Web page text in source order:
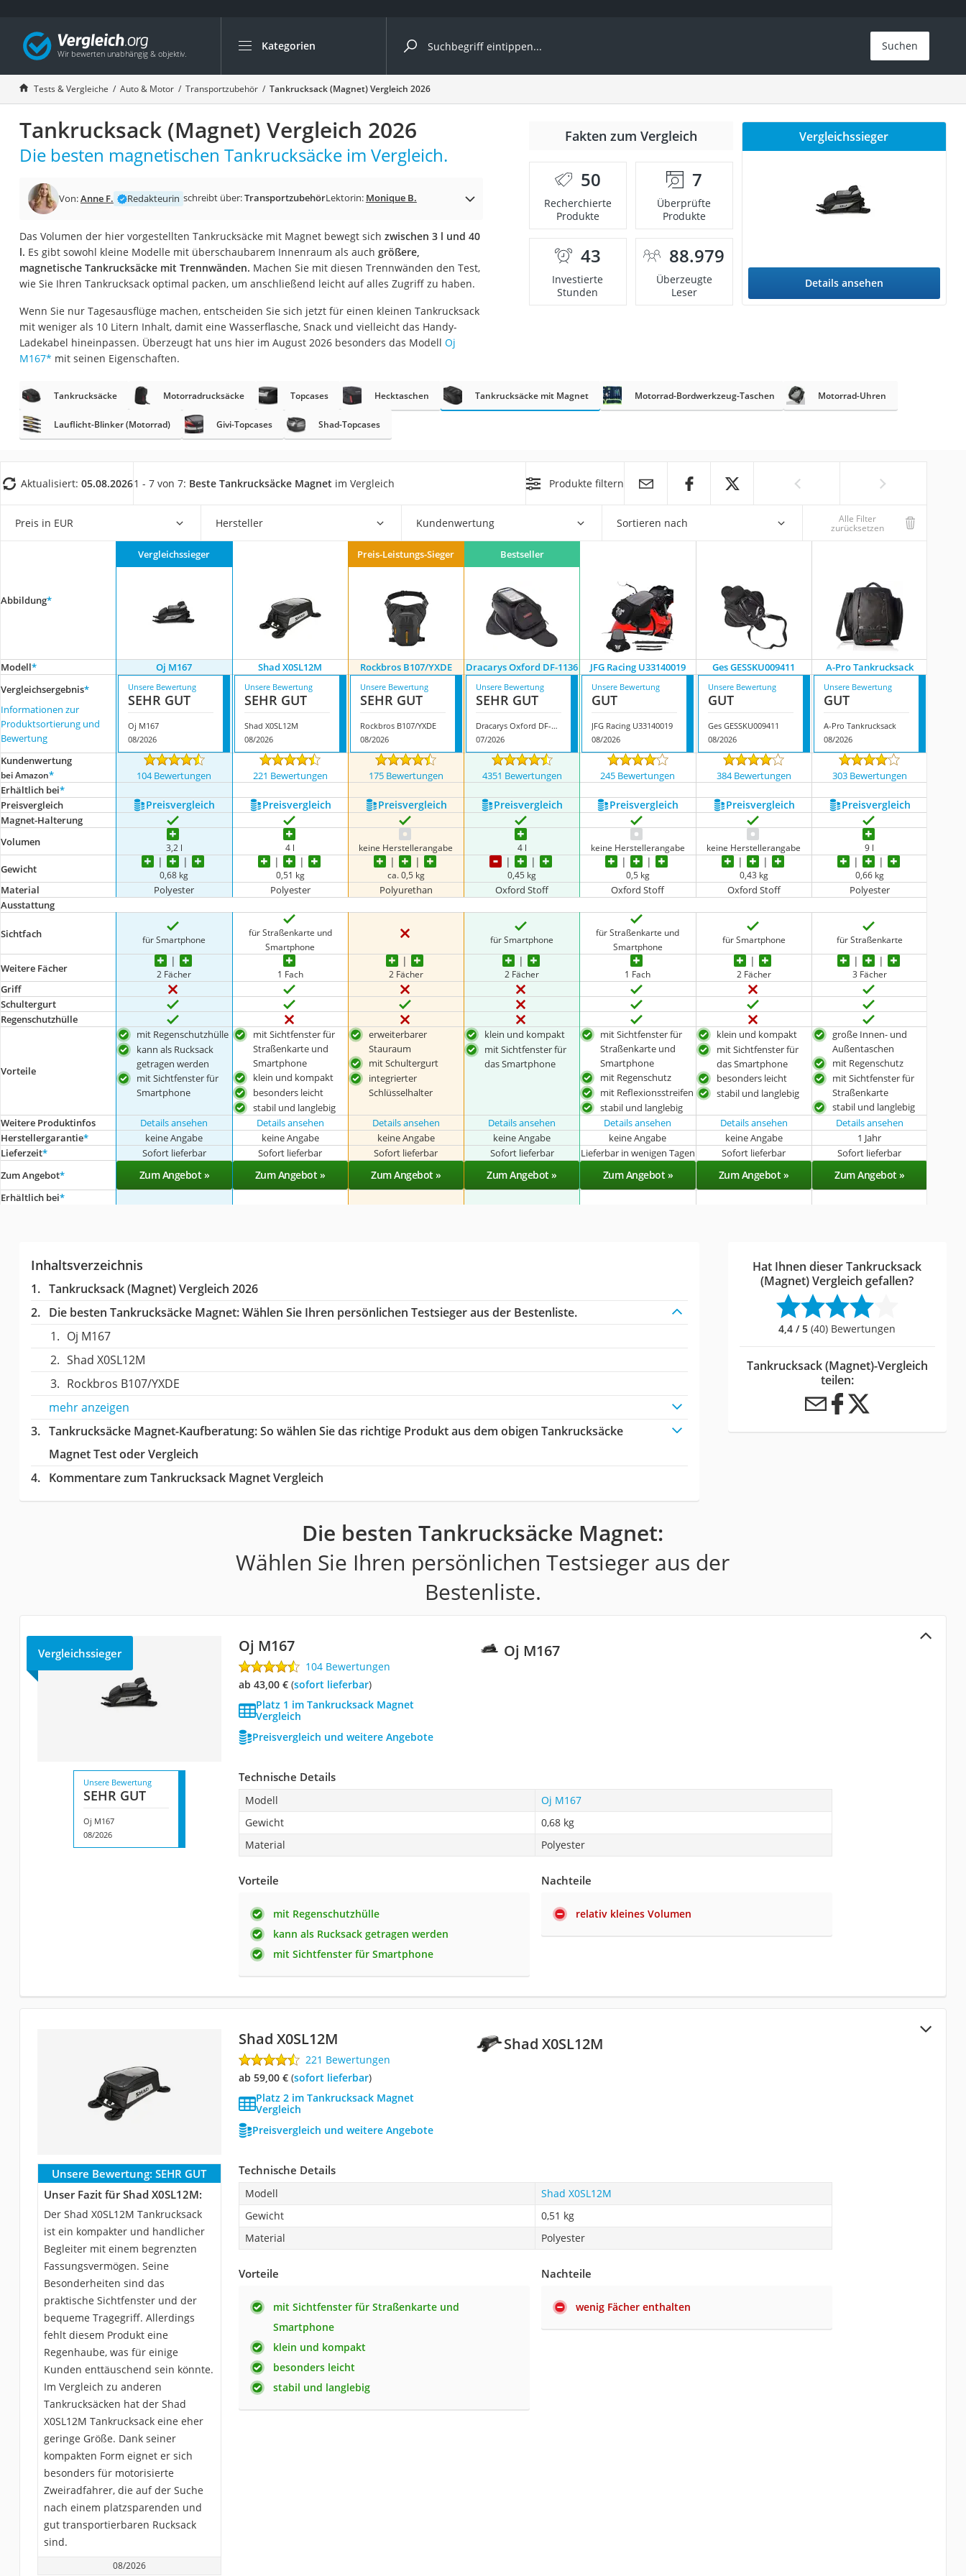
Kategorien
Die beliebtesten Vergleiche nach Kategorie
Auto & Motor
Fahrradträger-Anhängerkupplung (4 Fahrräder)
Fahrradträger
Fahrradträger (Anhängerkupplung)
Benzinkanister (20 l)
Fahrradträger E-Bike
Benzinkanister
Marderschreck
Wagenheber 3t
AGM-Batterie Wohnmobil
Sommerreifen 205/55 R16
Autobatterie-Ladegerät
Diesel-Additiv
Wagenheber
Suchen
Tests & Vergleiche Auto & Motor Transportzubehör Tankrucksack (Magnet) Vergleich 2026
Tankrucksack (Magnet) Vergleich 2026
Die besten magnetischen Tankrucksäcke im Vergleich.
Von:Anne F. Redakteurin schreibt über:TransportzubehörLektorin: Monique B.
Das Volumen der hier vorgestellten Tankrucksäcke mit Magnet bewegt sich zwischen 3 l und 40
l. Es gibt sowohl kleine Modelle mit überschaubarem Innenraum als auch größere,
magnetische Tankrucksäcke mit Trennwänden. Machen Sie mit diesen Trennwänden den Test,
wie Sie Ihren Tankrucksack optimal packen, um anschließend leicht auf alles Zugriff zu haben.
Wenn Sie nur Tagesausflüge machen, entscheiden Sie sich jetzt für einen kleinen Tankrucksack
mit weniger als 10 Litern Inhalt, damit eine Wasserflasche, Snack und vielleicht das Handy-
Ladekabel hineinpassen. Überzeugt hat uns hier im August 2026 besonders das Modell Oj
M167* mit seinen Eigenschaften.
Fakten zum Vergleich
50
Recherchierte
Produkte
7
Überprüfte
Produkte
43
Investierte
Stunden
88.979
Überzeugte
Leser
Vergleichssieger
Details ansehen
Tankrucksäcke Motorradrucksäcke Topcases Hecktaschen Tankrucksäcke mit Magnet Motorrad-Bordwerkzeug-Taschen Motorrad-Uhren
Lauflicht-Blinker (Motorrad) Givi-Topcases Shad-Topcases
Aktualisiert: 05.08.20261 - 7 von 7: Beste Tankrucksäcke Magnet im Vergleich Produkte filtern
Preis in EUR Hersteller Kundenwertung Sortieren nach Alle Filter
zurücksetzen
Abbildung*
Vergleichssieger Preis-Leistungs-Sieger Bestseller
Modell* Oj M167 Shad X0SL12M Rockbros B107/YXDE Dracarys Oxford DF-1136 JFG Racing U33140019 Ges GESSKU009411
A-Pro Tankrucksack
Vergleichsergebnis*
Informationen zur
Produktsortierung und
Bewertung
Unsere Bewertung
SEHR GUT
Oj M167
08/2026
Unsere Bewertung
SEHR GUT
Shad X0SL12M
08/2026
Unsere Bewertung
SEHR GUT
Rockbros B107/YXDE
08/2026
Unsere Bewertung
SEHR GUT
Dracarys Oxford DF-1136
07/2026
Unsere Bewertung
GUT
JFG Racing U33140019
08/2026
Unsere Bewertung
GUT
Ges GESSKU009411
08/2026
Unsere Bewertung
GUT
A-Pro Tankrucksack
08/2026
Kundenwertung
bei Amazon* 104 Bewertungen 221 Bewertungen 175 Bewertungen 4351 Bewertungen 245 Bewertungen 384 Bewertungen
303 Bewertungen
Erhältlich bei*
Preis­vergleich
Preis­vergleich Preis­vergleich Preis­vergleich Preis­vergleich Preis­vergleich Preis­vergleich Preis­vergleich
Magnet-Halterung
Volumen
3,2 l 4 l keine Herstellerangabe 4 l keine Herstellerangabe keine Herstellerangabe 9 l
Gewicht 0,68 kg 0,51 kg ca. 0,5 kg 0,45 kg 0,5 kg 0,43 kg 0,66 kg
Material Polyester Polyester Polyurethan Oxford Stoff Oxford Stoff Oxford Stoff
Polyester
Ausstattung
Sichtfach für Smartphone
für Straßenkarte und
Smartphone
für Smartphone
für Straßenkarte und
Smartphone
für Smartphone für Straßenkarte
Weitere Fächer 2 Fächer 1 Fach 2 Fächer 2 Fächer 1 Fach 2 Fächer 3 Fächer
Griff
Schultergurt
Regenschutzhülle
Vorteile
mit Regenschutzhülle
kann als Rucksack
getragen werden
mit Sichtfenster für
Smartphone
mit Sichtfenster für
Straßenkarte und
Smartphone
klein und kompakt
besonders leicht
stabil und langlebig
erweiterbarer
Stauraum
mit Schultergurt
integrierter
Schlüsselhalter
klein und kompakt
mit Sichtfenster für
das Smartphone
mit Sichtfenster für
Straßenkarte und
Smartphone
mit Regenschutz
mit Reflexionsstreifen
stabil und langlebig
klein und kompakt
mit Sichtfenster für
das Smartphone
besonders leicht
stabil und langlebig
große Innen- und
Außentaschen
mit Regenschutz
mit Sichtfenster für
Straßenkarte
stabil und langlebig
Weitere Produktinfos
Details ansehen Details ansehen Details ansehen Details ansehen Details ansehen Details ansehen
Details ansehen
Herstellergarantie* keine Angabe keine Angabe keine Angabe keine Angabe keine Angabe keine Angabe
1 Jahr
Lieferzeit* Sofort lieferbar Sofort lieferbar Sofort lieferbar Sofort lieferbar Lieferbar in wenigen Tagen Sofort lieferbar
Sofort lieferbar
Zum Angebot* Zum Angebot » Zum Angebot » Zum Angebot » Zum Angebot » Zum Angebot » Zum Angebot » Zum Angebot »
Erhältlich bei*
Inhaltsverzeichnis
Tankrucksack (Magnet) Vergleich 2026
Die besten Tankrucksäcke Magnet:Wählen Sie Ihren persönlichen Testsieger aus der Bestenliste.
Oj M167
Shad X0SL12M
Rockbros B107/YXDE
mehr anzeigen
Tankrucksäcke Magnet-Kaufberatung: So wählen Sie das richtige Produkt aus dem obigen Tankrucksäcke
Magnet Test oder Vergleich
Kommentare zum Tankrucksack Magnet Vergleich
Hat Ihnen dieser Tankrucksack
(Magnet) Vergleich gefallen?
4,4 / 5 (40) Bewertungen
Tankrucksack (Magnet)-Vergleich
teilen:
Die besten Tankrucksäcke Magnet:
Wählen Sie Ihren persönlichen Testsieger aus der
Bestenliste.
Oj M167
Vergleichssieger Oj M167
104 Bewertungen
ab 43,00 €( Sofort lieferbar)
Platz 1 im Tankrucksack Magnet
Vergleich
Preisvergleich und weitere Angebote
Unsere Bewertung
SEHR GUT
Oj M167
08/2026
Technische Details
Modell
Oj M167
Gewicht
0,68 kg
Material
Polyester
Vorteile
mit Regenschutzhülle
kann als Rucksack getragen werden
mit Sichtfenster für Smartphone
Nachteile
relativ kleines Volumen
Shad X0SL12M
Shad X0SL12M
221 Bewertungen
ab 59,00 €( Sofort lieferbar)
Platz 2 im Tankrucksack Magnet
Vergleich
Preisvergleich und weitere Angebote
Unsere Bewertung: SEHR GUT
Unser Fazit für Shad X0SL12M:
Der Shad X0SL12M Tankrucksack
ist ein kompakter und handlicher
Begleiter mit einem begrenzten
Fassungsvermögen. Seine
Besonderheiten sind das
praktische Sichtfenster und der
bequeme Tragegriff. Allerdings
fehlt diesem Produkt eine
Regenhaube, was für einige
Kunden enttäuschend sein könnte.
Im Vergleich zu anderen
Tankrucksäcken hat der Shad
X0SL12M Tankrucksack eine eher
geringe Größe. Dank seiner
kompakten Form eignet er sich
besonders für motorisierte
Zweiradfahrer, die auf der Suche
nach einem platzsparenden und
gut transportierbaren Rucksack
sind.
08/2026
Technische Details
Modell
Shad X0SL12M
Gewicht
0,51 kg
Material
Polyester
Vorteile
mit Sichtfenster für Straßenkarte und
Smartphone
klein und kompakt
besonders leicht
stabil und langlebig
Nachteile
wenig Fächer enthalten